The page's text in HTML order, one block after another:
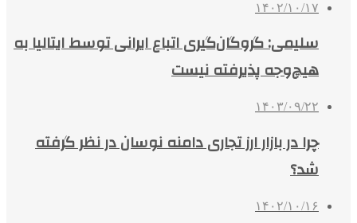
۱۴۰۲/۱۰/۱۷
سلیمی: گروگان‌گیری اتباع ایرانی توسط ایتالیا به
هیچ‌وجه پذیرفته نیست
۱۴۰۳/۰۹/۲۲
چرا در بازار ارز تجاری دامنه نوسان در نظر گرفته
شد؟
۱۴۰۲/۱۰/۱۶